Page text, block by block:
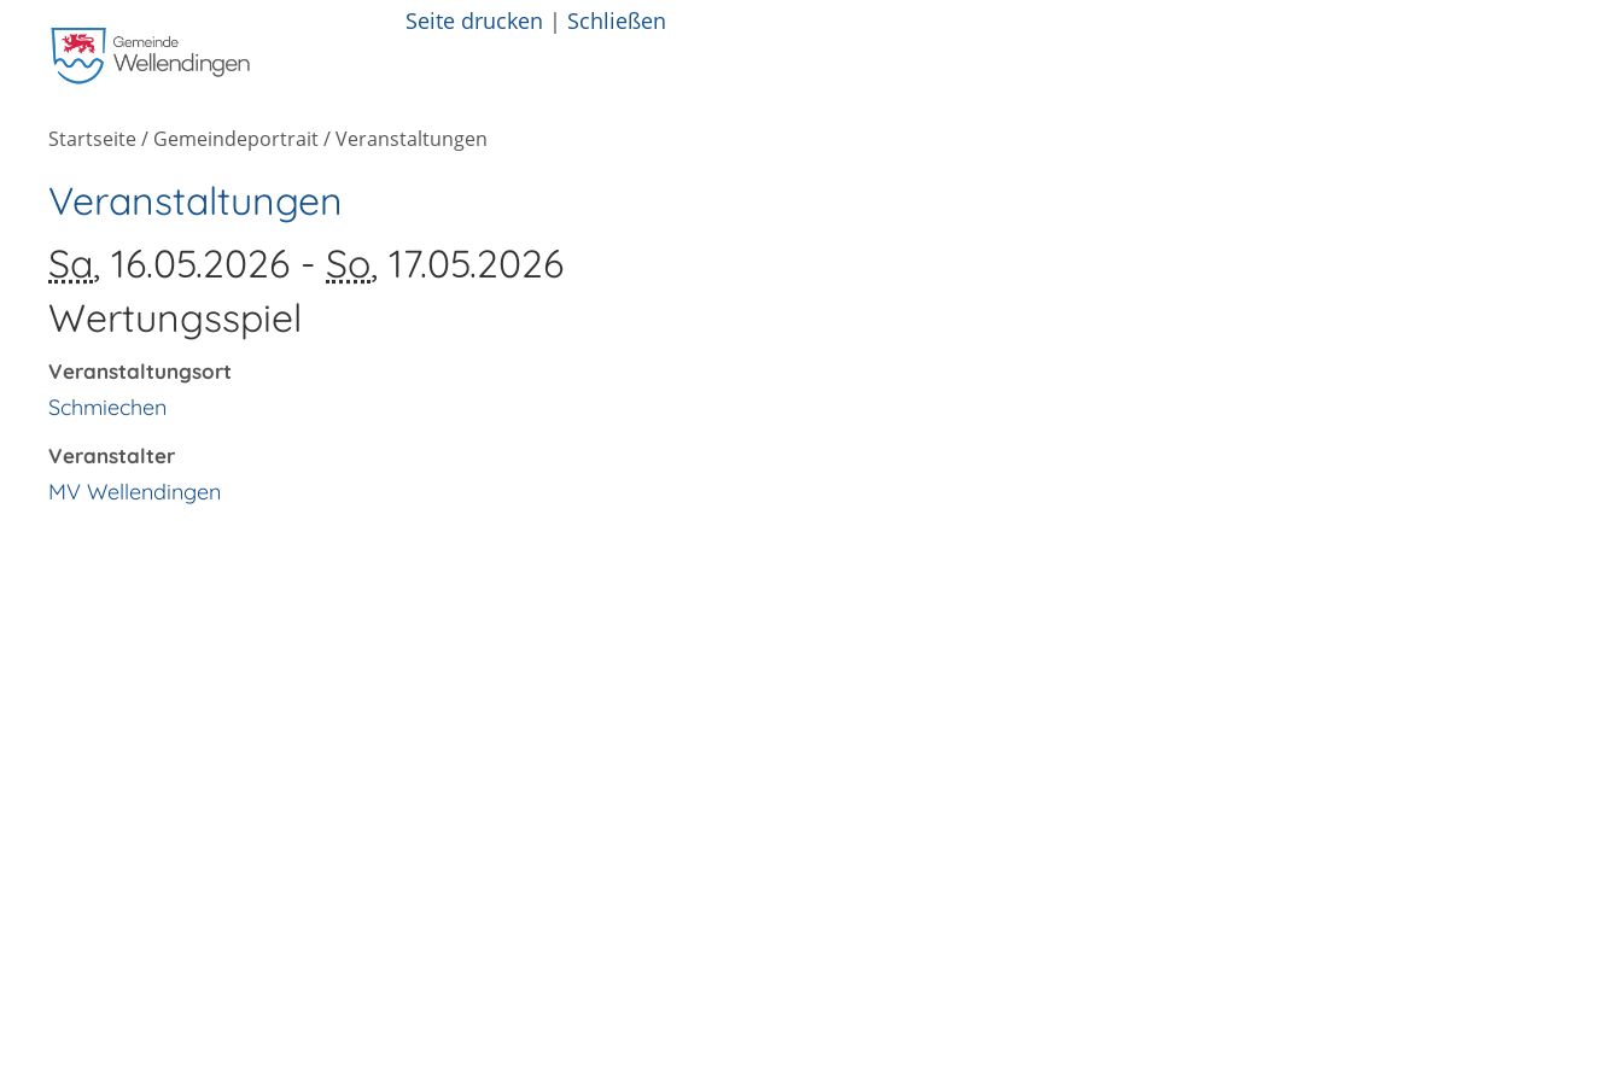
Seite drucken | Schließen
Startseite/ Gemeindeportrait/Veranstaltungen
Veranstaltungen
Sa, 16.05.2026 - So, 17.05.2026
Wertungsspiel
Veranstaltungsort
Schmiechen
Veranstalter
MV Wellendingen